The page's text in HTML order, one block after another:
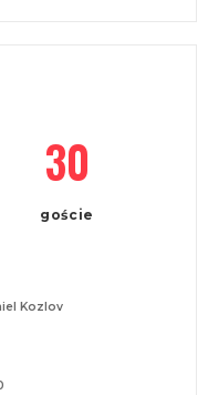
30
goście
Kozlov